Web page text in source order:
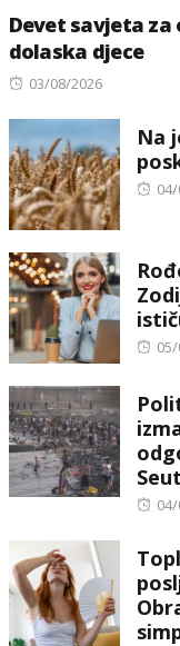
Devet savjeta
dolaska djece
Posted
03/08/2026
Na